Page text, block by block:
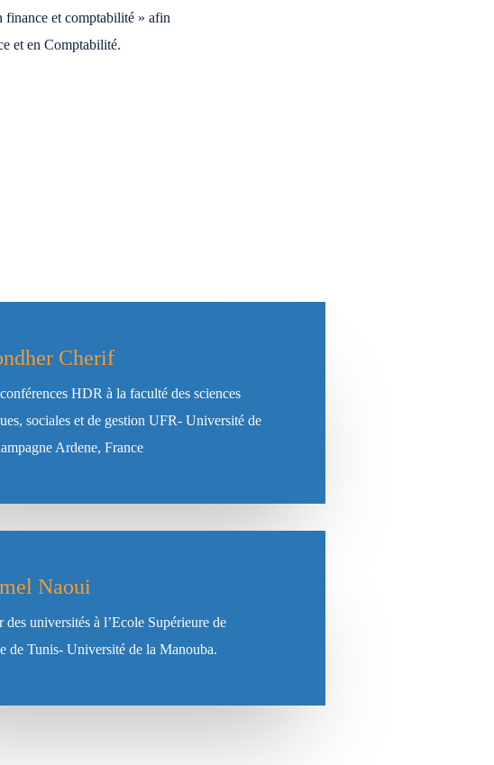
finance et comptabilité » afin
et en Comptabilité.
Cherif
HDR à la faculté des sciences
sociales et de gestion UFR- Université de
Ardene, France
Naoui
des universités à l’Ecole Supérieure de
de Tunis- Université de la Manouba.